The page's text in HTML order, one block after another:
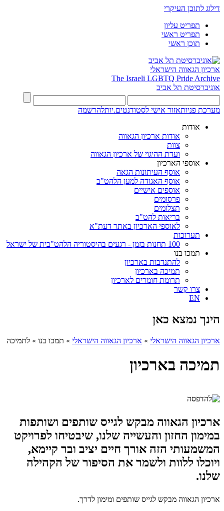
דילוג לתוכן העיקרי
תפריט עליון
תפריט ראשי
תוכן ראשי
ארכיון הגאווה הישראלי
The Israeli LGBTQ Pride Archive
אוניברסיטת תל אביב
מערכת פניותאזור אישי לסטודנטים.יותלהרשמה
אודות
אודות ארכיון הגאווה
צוות
ועדת ההיגוי של ארכיון הגאווה
אוספי הארכיון
אוסף העיתונות הגאה
אוסף האגודה למען הלהט"ב
אוספים אישיים
פרסומים
תצלומים
בריאות להט"ב
לאוספי הארכיון באתר דעת"א
תערוכות
100 תחנות בזמן - רגעים בהיסטוריה הלהט"בית של ישראל
תמכו בנו
להתנדבות בארכיון
תמיכה בארכיון
תרומת חומרים לארכיון
צרו קשר
EN
הינך נמצא כאן
ארכיון הגאווה הישראלי » ארכיון הגאווה הישראלי » תמכו בנו » לתמיכה
תמיכה בארכיון
ארכיון הגאווה מבקש לגייס שותפים ושותפות
במימון החזון והעשייה שלנו, שיבטיחו לפרויקט
המשמעותי הזה אורך חיים יציב ובר קיימא,
ויוכלו ללוות ולשמר את הסיפור של הקהילה
שלנו.
ארכיון הגאווה מבקש לגייס שותפים ומימון לדרך.